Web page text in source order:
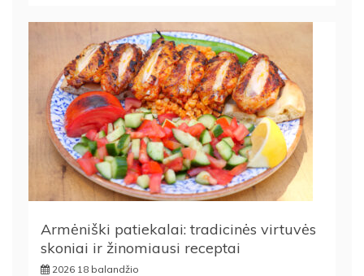
Armėniški patiekalai: tradicinės virtuvės
skoniai ir žinomiausi receptai
2026 18 balandžio